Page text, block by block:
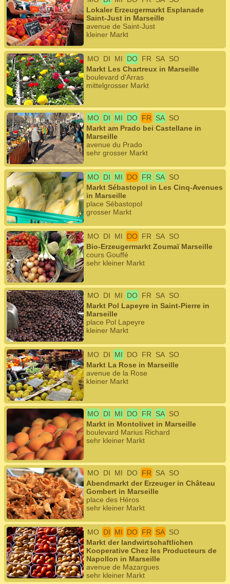
Lokaler Erzeugermarkt Esplanade
Saint-Just in Marseille
avenue de Saint-Just
kleiner Markt
MO DI MI DO FR SA SO
Markt Les Chartreux in Marseille
boulevard d'Arras
mittelgrosser Markt
MO DI MI DO FR SA SO
Markt am Prado bei Castellane in
Marseille
avenue du Prado
sehr grosser Markt
MO DI MI DO FR SA SO
Markt Sébastopol in Les Cinq-Avenues
in Marseille
place Sébastopol
grosser Markt
MO DI MI DO FR SA SO
Bio-Erzeugermarkt Zoumaï Marseille
cours Gouffé
sehr kleiner Markt
MO DI MI DO FR SA SO
Markt Pol Lapeyre in Saint-Pierre in
Marseille
place Pol Lapeyre
kleiner Markt
MO DI MI DO FR SA SO
Markt La Rose in Marseille
avenue de la Rose
kleiner Markt
MO DI MI DO FR SA SO
Markt in Montolivet in Marseille
boulevard Marius Richard
sehr kleiner Markt
MO DI MI DO FR SA SO
Abendmarkt der Erzeuger in Château
Gombert in Marseille
place des Héros
sehr kleiner Markt
MO DI MI DO FR SA SO
Markt der landwirtschaftlichen
Kooperative Chez les Producteurs de
Napollon in Marseille
avenue de Mazargues
sehr kleiner Markt